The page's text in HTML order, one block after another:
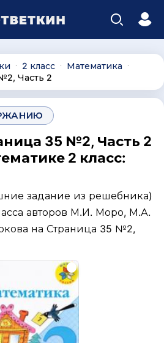
∙ 2 класс ∙ Математика ∙
Часть 2
35 №2, Часть 2
2 класс:
задание из решебника)
авторов М.И. Моро, М.А.
на Страница 35 №2,